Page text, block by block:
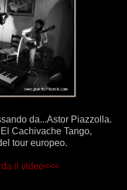
da...Astor Piazzolla.
Cachivache Tango,
tour europeo.
il video<<<